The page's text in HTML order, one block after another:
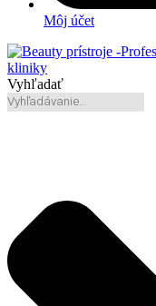
Môj účet
Vyhľadať